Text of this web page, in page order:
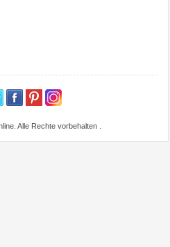
Alle Rechte vorbehalten